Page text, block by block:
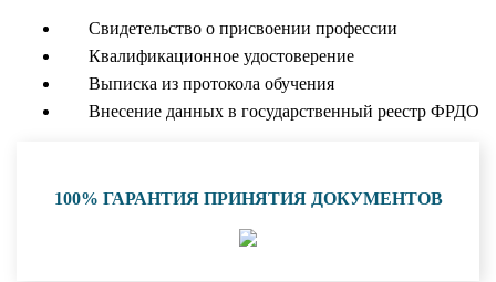
Свидетельство о присвоении профессии
Квалификационное удостоверение
Выписка из протокола обучения
Внесение данных в государственный реестр ФРДО
100% ГАРАНТИЯ ПРИНЯТИЯ ДОКУМЕНТОВ